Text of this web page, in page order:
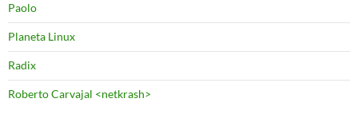
Paolo
Planeta Linux
Radix
Roberto Carvajal <netkrash>